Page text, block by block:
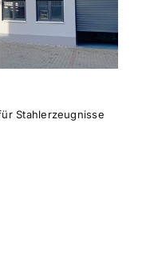
Stahlerzeugnisse